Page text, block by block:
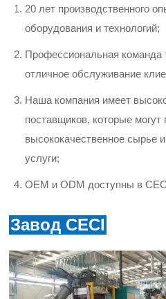
20 лет производственного
оборудования и технологий;
Профессиональная команда
отличное обслуживание
Наша компания имеет
поставщиков, которые могут
высококачественное сырье
услуги;
OEM и ODM доступны в
Завод CECI